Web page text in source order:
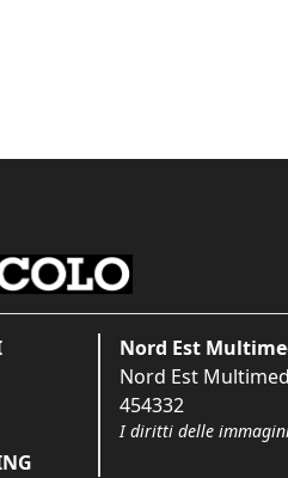
Nord Est
Nord Est
454332
I diritti delle